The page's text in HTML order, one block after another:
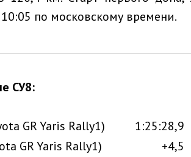
по московскому времени.
СУ8:
GR Yaris Rally1)
1:25:28,9
GR Yaris Rally1)
+4,5